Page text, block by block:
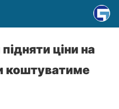
ціни на
коштуватиме